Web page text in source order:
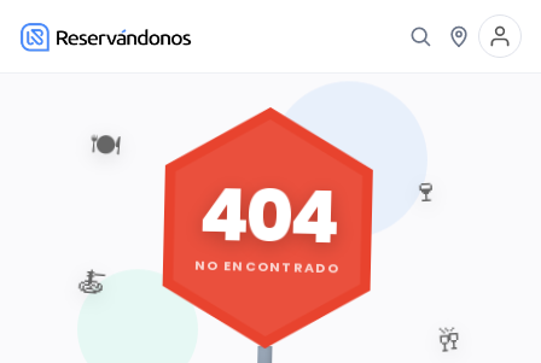
🍽️
🍷
🥂
🍝
404
NO ENCONTRADO